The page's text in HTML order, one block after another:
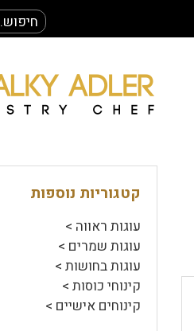
חיפוש
עבור:
קטגוריות נוספות
עוגות ראווה >
עוגות שמרים >
עוגות בחושות >
קינוחי כוסות >
קינוחים אישיים >